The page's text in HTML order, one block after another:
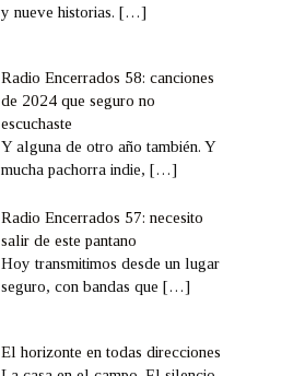
y nueve historias.[…]
Radio Encerrados 58: canciones
de 2024 que seguro no
escuchaste
Y alguna de otro año también. Y
mucha pachorra indie,[…]
Radio Encerrados 57: necesito
salir de este pantano
Hoy transmitimos desde un lugar
seguro, con bandas que[…]
El horizonte en todas direcciones